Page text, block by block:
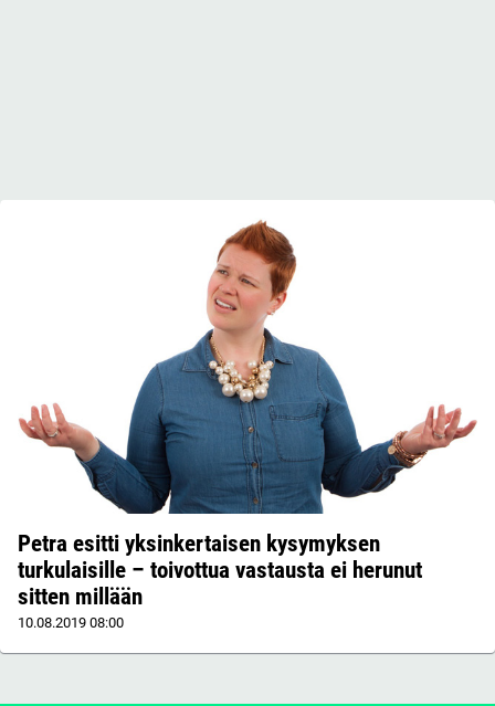
Petra esitti yksinkertaisen kysymyksen
turkulaisille – toivottua vastausta ei herunut
sitten millään
10.08.2019 08:00